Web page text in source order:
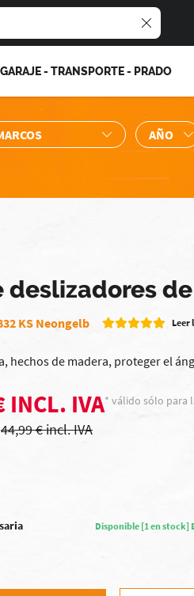
GARAJE - TRANSPORTE - PRADO
deslizadores
KS Neongelb Leer
, hechos de madera, proteger el
INCL. IVA* válido sólo para
44,99 € incl. IVA
Disponible [1 en stock]